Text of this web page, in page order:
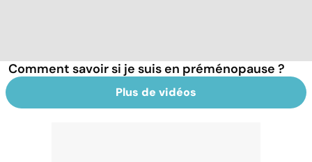
Comment savoir si je suis en préménopause ?
Plus de vidéos